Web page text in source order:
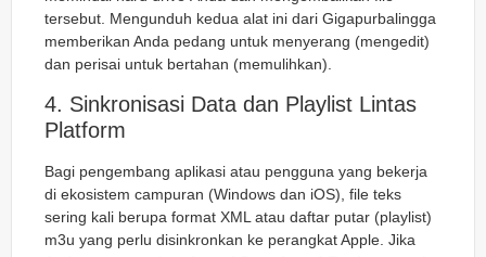
tersebut. Mengunduh kedua alat ini dari Gigapurbalingga
memberikan Anda pedang untuk menyerang (mengedit)
dan perisai untuk bertahan (memulihkan).
4. Sinkronisasi Data dan Playlist Lintas
Platform
Bagi pengembang aplikasi atau pengguna yang bekerja
di ekosistem campuran (Windows dan iOS), file teks
sering kali berupa format XML atau daftar putar (playlist)
m3u yang perlu disinkronkan ke perangkat Apple. Jika